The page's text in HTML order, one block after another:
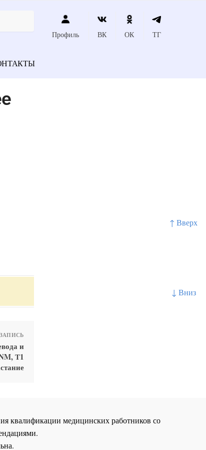
↑ Вверх
↓ Вниз
Профиль ВК ОК ТГ
и
Т1
квалификации медицинских работников со